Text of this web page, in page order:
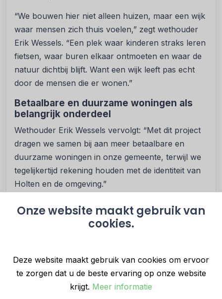
Onze website maakt gebruik van
cookies.
Deze website maakt gebruik van cookies om ervoor
te zorgen dat u de beste ervaring op onze website
krijgt. Meer informatie
“We bouwen hier niet alleen huizen, maar een wijk
waar mensen zich thuis voelen,” zegt wethouder
Erik Wessels. “Een plek waar kinderen straks leren
fietsen, waar buren elkaar ontmoeten en waar de
natuur dichtbij blijft. Want een wijk leeft pas echt
door de mensen die er wonen.”
Betaalbare en duurzame woningen als
belangrijk onderdeel
Wethouder Erik Wessels vervolgt: “Met dit project
dragen we samen bij aan meer betaalbare en
duurzame woningen in onze gemeente, terwijl we
tegelijkertijd rekening houden met de identiteit van
Holten en de omgeving.”
Tonita Garritsen, directeur-bestuurder Viverion:
“Met de bouw van deze appartementen zetten we
mensen een woning krijgen die past bij hun situatie.
Zo komen grotere woningen vrij voor jonge
gezinnen. Een goede ontwikkeling voor de sociale